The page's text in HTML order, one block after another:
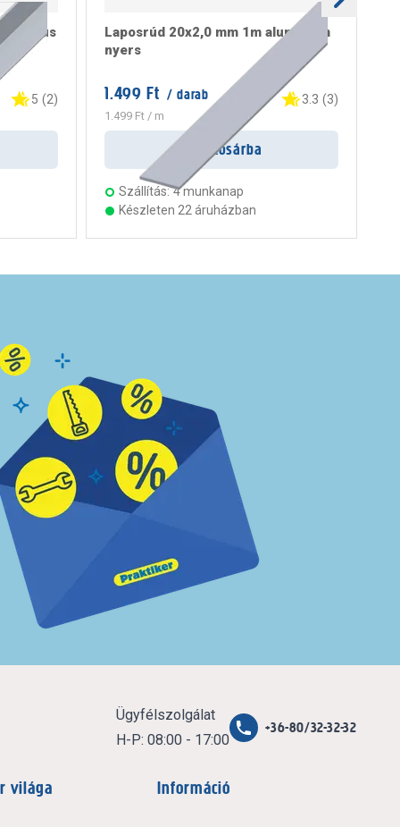
5 (2)
Laposrúd 20x2,0 mm 1m alumínium
nyers
1.499 Ft / darab
1.499 Ft/ m
3.3 (3)
Kosárba
Szállítás: 4 munkanap
Készleten 22 áruházban
Ügyfélszolgálat
H-P: 08:00 - 17:00
+36-80/32-32-32
világa Információ